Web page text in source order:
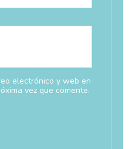
electrónico y web en
vez que comente.